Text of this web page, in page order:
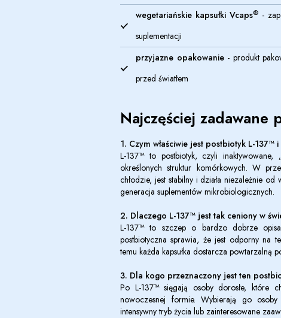
wegetariańskie kapsułki Vcaps®-
suplementacji
przyjazne opakowanie- produkt
przed światłem
Najczęściej zadawane
1. Czym właściwie jest postbiotyk L-137™ i
L-137™ to postbiotyk, czyli
określonych struktur komórkowych. W
chłodzie, jest stabilny i działa niezależnie
generacja suplementów mikrobiologicznych.
2. Dlaczego L-137™ jest tak ceniony w
L-137™ to szczep o bardzo dobrze
postbiotyczna sprawia, że jest odporny na
temu każda kapsułka dostarcza
3. Dla kogo przeznaczony jest ten
Po L-137™ sięgają osoby dorosłe, które
nowoczesnej formie. Wybierają go
intensywny tryb życia lub zainteresowane